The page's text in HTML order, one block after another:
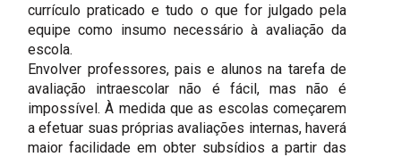
currículo praticado e tudo o que for julgado pela
equipe como insumo necessário à avaliação da
escola.
Envolver professores, pais e alunos na tarefa de
avaliação intraescolar não é fácil, mas não é
impossível. À medida que as escolas começarem
a efetuar suas próprias avaliações internas, haverá
maior facilidade em obter subsídios a partir das